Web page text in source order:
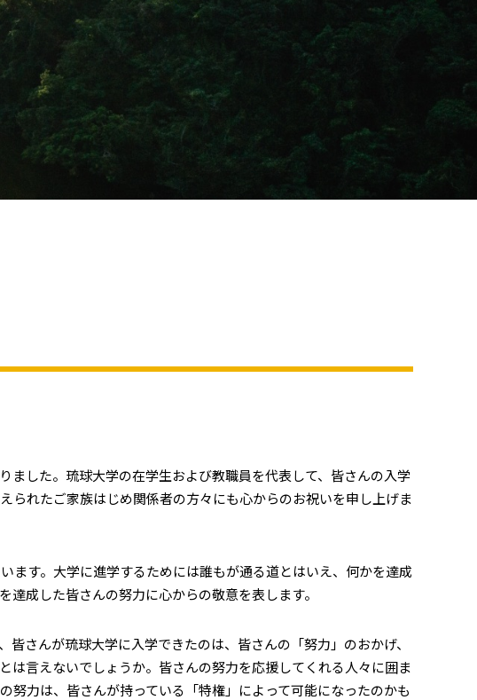
した。琉球大学の在学生および教職員を代表して、皆さんの入学
られたご家族はじめ関係者の方々にも心からのお祝いを申し上げま
す。大学に進学するためには誰もが通る道とはいえ、何かを達成
成した皆さんの努力に心からの敬意を表します。
さんが琉球大学に入学できたのは、皆さんの「努力」のおかげ、
言えないでしょうか。皆さんの努力を応援してくれる人々に囲ま
力は、皆さんが持っている「特権」によって可能になったのかも